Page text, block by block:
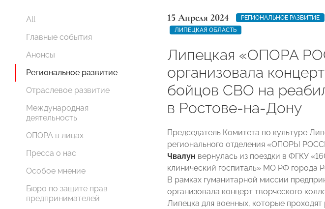
All
Главные события
Анонсы
Региональное развитие
Отраслевое развитие
Международная
деятельность
ОПОРА в лицах
Пресса о нас
Особое мнение
Бюро по защите прав
предпринимателей
15 Апреля 2024
РЕГИОНАЛЬНОЕ РАЗВИТИЕ
ЛИПЕЦКАЯ ОБЛАСТЬ
Липецкая «ОПОРА
организовала
бойцов СВО на
в Ростове-на-Дону
Председатель Комитета по культуре
регионального отделения «ОПОРЫ
Чвалун вернулась из поездки в ФГКУ
клинический госпиталь» МО РФ города
В рамках гуманитарной миссии
организовала концерт творческого
Липецка для военных, которые